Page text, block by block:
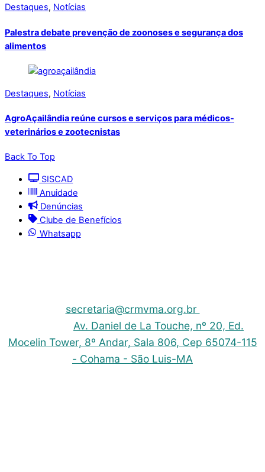
Destaques, Notícias
Palestra debate prevenção de zoonoses e segurança dos
alimentos
Destaques, Notícias
AgroAçailândia reúne cursos e serviços para médicos-
veterinários e zootecnistas
Back To Top
SISCAD
Anuidade
Denúncias
Clube de Benefícios
Whatsapp
secretaria@crmvma.org.br
Av. Daniel de La Touche, nº 20, Ed.
Mocelin Tower, 8º Andar, Sala 806, Cep 65074-115
- Cohama - São Luis-MA